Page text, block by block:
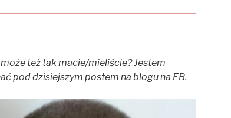
może też tak macie/mieliście? Jestem
pod dzisiejszym postem na blogu na FB.